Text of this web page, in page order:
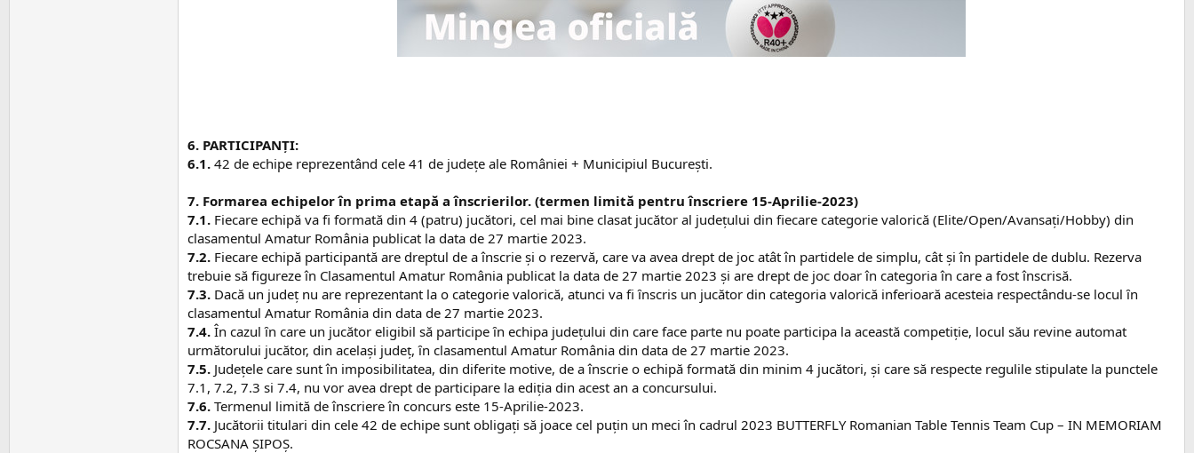
6. PARTICIPANȚI:
6.1. 42 de echipe reprezentând cele 41 de judeţe ale României + Municipiul Bucureşti.
7. Formarea echipelor în prima etapă a înscrierilor. (termen limită pentru înscriere 15-Aprilie-2023)
7.1. Fiecare echipă va fi formată din 4 (patru) jucători, cel mai bine clasat jucător al judeţului din fiecare categorie valorică (Elite/Open/Avansaţi/Hobby) din
clasamentul Amatur România publicat la data de 27 martie 2023.
7.2. Fiecare echipă participantă are dreptul de a înscrie și o rezervă, care va avea drept de joc atât în partidele de simplu, cât și în partidele de dublu. Rezerva
trebuie să figureze în Clasamentul Amatur România publicat la data de 27 martie 2023 și are drept de joc doar în categoria în care a fost înscrisă.
7.3. Dacă un judeţ nu are reprezentant la o categorie valorică, atunci va fi ȋnscris un jucător din categoria valorică inferioară acesteia respectându-se locul ȋn
clasamentul Amatur România din data de 27 martie 2023.
7.4. În cazul ȋn care un jucător eligibil să participe ȋn echipa judeţului din care face parte nu poate participa la această competiţie, locul său revine automat
următorului jucător, din acelaşi judeţ, ȋn clasamentul Amatur România din data de 27 martie 2023.
7.5. Județele care sunt în imposibilitatea, din diferite motive, de a înscrie o echipă formată din minim 4 jucători, și care să respecte regulile stipulate la punctele
7.1, 7.2, 7.3 si 7.4, nu vor avea drept de participare la ediția din acest an a concursului.
7.6. Termenul limită de înscriere în concurs este 15-Aprilie-2023.
7.7. Jucătorii titulari din cele 42 de echipe sunt obligați să joace cel puțin un meci în cadrul 2023 BUTTERFLY Romanian Table Tennis Team Cup – IN MEMORIAM
ROCSANA ȘIPOȘ.